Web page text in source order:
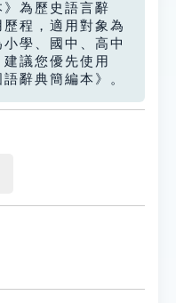
》為歷史語言辭
程，適用對象為
學、國中、高中
建議您優先使用
辭典簡編本》。